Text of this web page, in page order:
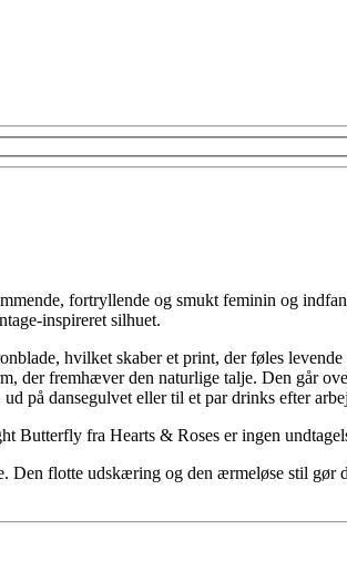
fortryllende og smukt feminin og
inspireret silhuet.
hvilket skaber et print, der føles
der fremhæver den naturlige talje. Den går
på dansegulvet eller til et par drinks efter
Butterfly fra Hearts & Roses er ingen
flotte udskæring og den ærmeløse stil gør